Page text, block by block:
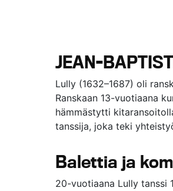
JEAN-
Lully (1632–1687) oli
Ranskaan 13-vuotiaana
hämmästytti
tanssija, joka teki
Balettia ja
20-vuotiaana Lully tanssi